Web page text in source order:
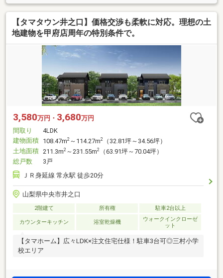
【タマタウン井之口】価格交渉も柔軟に対応。理想の土
地建物を甲府店周年の特別条件で。
3,580万円・ 3,680万円
間取り
4LDK
建物面積 108.47m2 ～114.27m2
（32.81坪～34.56坪）
土地面積 211.3m2 ～231.55m2
（63.91坪～70.04坪）
総戸数
3戸
ＪＲ身延線 常永駅 徒歩20分
山梨県中央市井之口
2階建て 所有権 駐車2台以上
カウンターキッチン 浴室乾燥機
ウォークインクローゼ
ット
【タマホーム】広々LDK×注文住宅仕様！駐車3台可◎三村小学
校エリア